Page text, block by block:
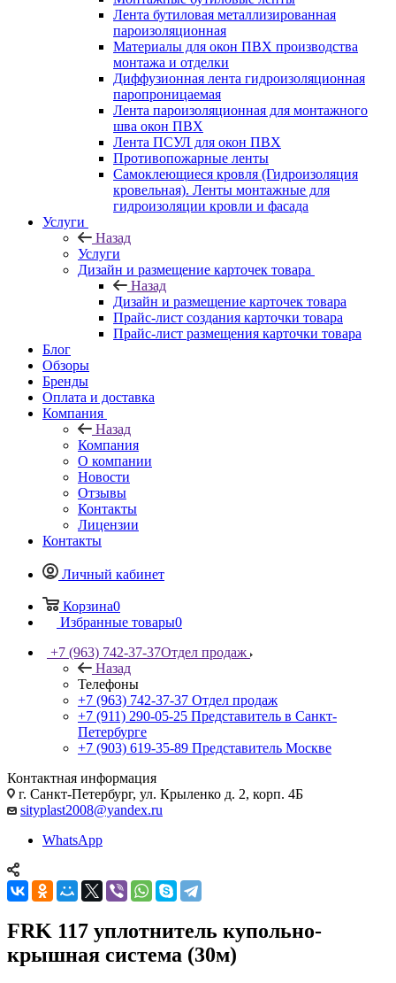
Лента бутиловая металлизированная
пароизоляционная
Материалы для окон ПВХ производства
монтажа и отделки
Диффузионная лента гидроизоляционная
паропроницаемая
Лента пароизоляционная для монтажного
шва окон ПВХ
Лента ПСУЛ для окон ПВХ
Противопожарные ленты
Самоклеющиеся кровля (Гидроизоляция
кровельная). Ленты монтажные для
гидроизоляции кровли и фасада
Услуги
Назад
Услуги
Дизайн и размещение карточек товара
Назад
Дизайн и размещение карточек товара
Прайс-лист создания карточки товара
Прайс-лист размещения карточки товара
Блог
Обзоры
Бренды
Оплата и доставка
Компания
Назад
Компания
О компании
Новости
Отзывы
Контакты
Лицензии
Контакты
Личный кабинет
Корзина0
Избранные товары0
+7 (963) 742-37-37Отдел продаж
Назад
Телефоны
+7 (963) 742-37-37 Отдел продаж
+7 (911) 290-05-25 Представитель в Санкт-
Петербурге
+7 (903) 619-35-89 Представитель Москве
Контактная информация
г. Санкт-Петербург, ул. Крыленко д. 2, корп. 4Б
sityplast2008@yandex.ru
WhatsApp
FRK 117 уплотнитель купольно-
крышная система (30м)